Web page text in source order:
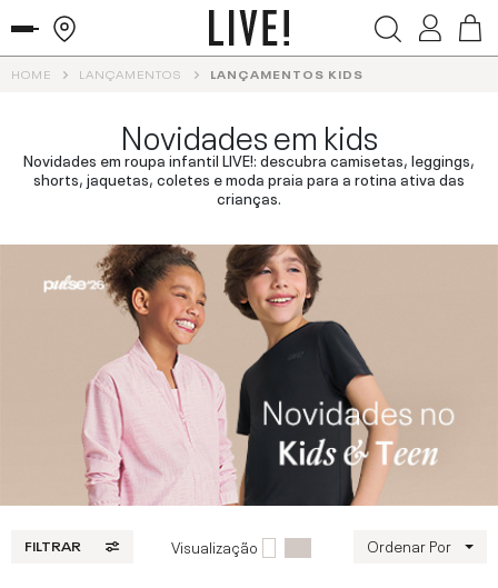
HOME LANÇAMENTOS LANÇAMENTOS KIDS
Novidades em kids
Novidades em roupa infantil LIVE!: descubra camisetas, leggings,
shorts, jaquetas, coletes e moda praia para a rotina ativa das
crianças.
FILTRAR Visualização Ordenar Por